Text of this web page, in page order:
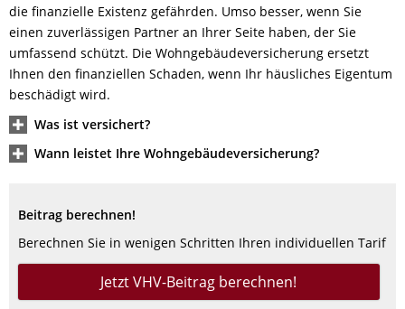
die finanzielle Existenz gefährden. Umso besser, wenn Sie
einen zuverlässigen Partner an Ihrer Seite haben, der Sie
umfassend schützt. Die Wohngebäudeversicherung ersetzt
Ihnen den finanziellen Schaden, wenn Ihr häusliches Eigentum
beschädigt wird.
Was ist versichert?
Wann leistet Ihre Wohngebäudeversicherung?
Beitrag berechnen!
Berechnen Sie in wenigen Schritten Ihren individuellen Tarif
Jetzt VHV-Beitrag berechnen!